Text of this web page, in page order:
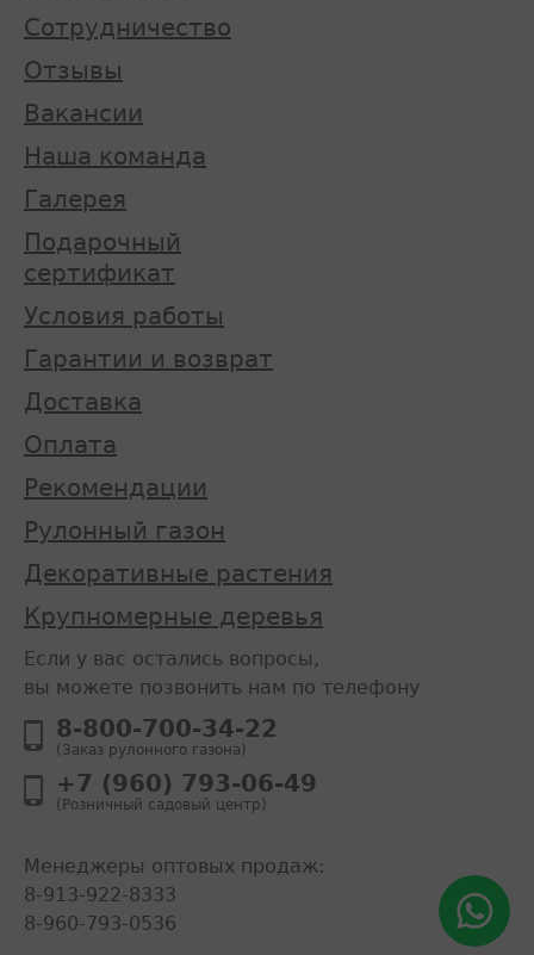
Сотрудничество
Отзывы
Вакансии
Наша команда
Галерея
Подарочный
сертификат
Условия работы
Гарантии и возврат
Доставка
Оплата
Рекомендации
Рулонный газон
Декоративные растения
Крупномерные деревья
Если у вас остались вопросы,
вы можете позвонить нам по телефону
8-800-700-34-22
(Заказ рулонного газона)
+7 (960) 793-06-49
(Розничный садовый центр)
Менеджеры оптовых продаж:
8-913-922-8333
8-960-793-0536